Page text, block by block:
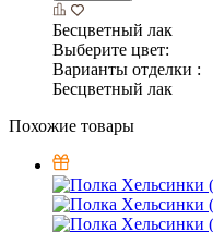
Бесцветный лак
Выберите цвет:
Варианты отделки :
Бесцветный лак
Похожие товары